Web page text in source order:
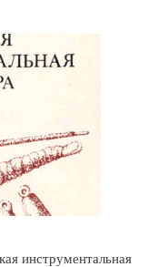
инструментальная